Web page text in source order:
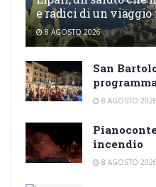
e radici di un viaggio
8 AGOSTO 2026
San
8 AGOSTO 2026
incendio
8 AGOSTO 2026